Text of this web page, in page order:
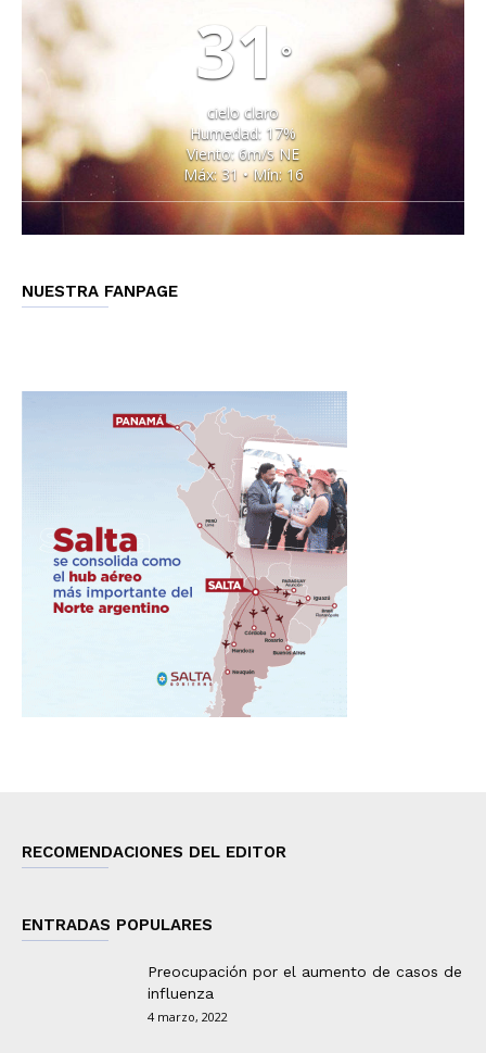
31 °
cielo claro
Humedad: 17%
Viento: 6m/s NE
Máx: 31 • Mín: 16
NUESTRA FANPAGE
RECOMENDACIONES DEL EDITOR
ENTRADAS POPULARES
Preocupación por el aumento de casos de
influenza
4 marzo, 2022